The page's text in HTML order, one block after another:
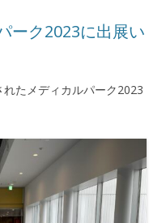
ーク2023に出展い
たメディカルパーク2023